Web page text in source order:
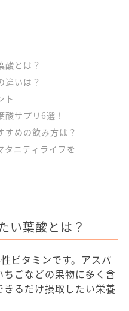
酸とは？
違いは？
ト
サプリ6選！
すめの飲み方は？
タニティライフを
い葉酸とは？
ビタミンです。アスパ
ごなどの果物に多く含
るだけ摂取したい栄養